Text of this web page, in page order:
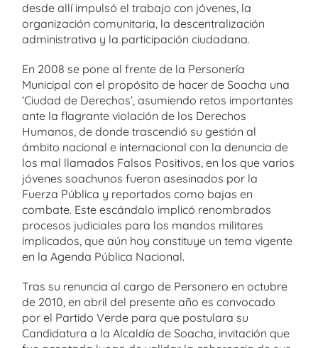
desde allí impulsó el trabajo con jóvenes, la
organización comunitaria, la descentralización
administrativa y la participación ciudadana.
En 2008 se pone al frente de la Personería
Municipal con el propósito de hacer de Soacha una
‘Ciudad de Derechos’, asumiendo retos importantes
ante la flagrante violación de los Derechos
Humanos, de donde trascendió su gestión al
ámbito nacional e internacional con la denuncia de
los mal llamados Falsos Positivos, en los que varios
jóvenes soachunos fueron asesinados por la
Fuerza Pública y reportados como bajas en
combate. Este escándalo implicó renombrados
procesos judiciales para los mandos militares
implicados, que aún hoy constituye un tema vigente
en la Agenda Pública Nacional.
Tras su renuncia al cargo de Personero en octubre
de 2010, en abril del presente año es convocado
por el Partido Verde para que postulara su
Candidatura a la Alcaldía de Soacha, invitación que